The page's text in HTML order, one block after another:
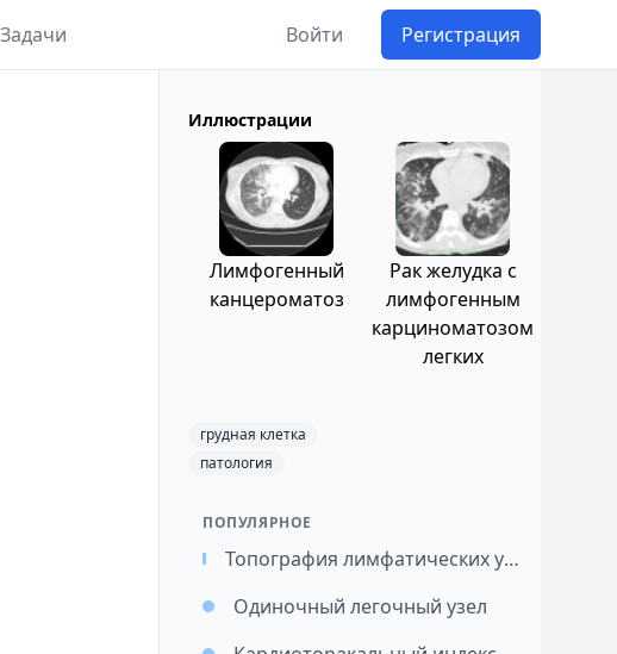
Задачи Войти Регистрация
Иллюстрации
Лимфогенный
канцероматоз
Рак желудка с
лимфогенным
карциноматозом
легких
грудная клетка
патология
ПОПУЛЯРНОЕ
Топография лимфатических узлов легких и средостения / Картирование лимфатических узлов при раке легкого (перевод)
Одиночный легочный узел